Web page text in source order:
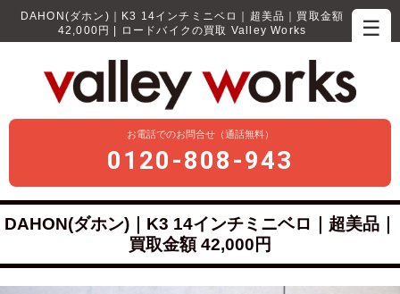
☰
DAHON(ダホン)｜K3 14インチミニベロ｜超美品｜買取金額
42,000円 | ロードバイクの買取 Valley Works
お電話でのお問合せ（通話無料）
0120-808-943
DAHON(ダホン)｜K3 14インチミニベロ｜超美品｜
買取金額 42,000円